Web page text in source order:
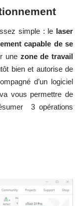
comprendre et cela
qu’une